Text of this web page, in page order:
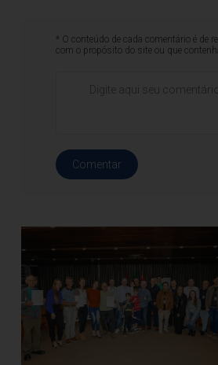
* O conteúdo de cada comentário é de
com o propósito do site ou que
Comentar